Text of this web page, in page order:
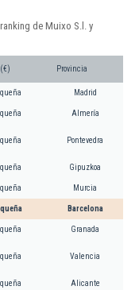
de Muixo S.l. y
Provincia
Madrid
Almería
Pontevedra
Gipuzkoa
Murcia
Barcelona
Granada
Valencia
Alicante